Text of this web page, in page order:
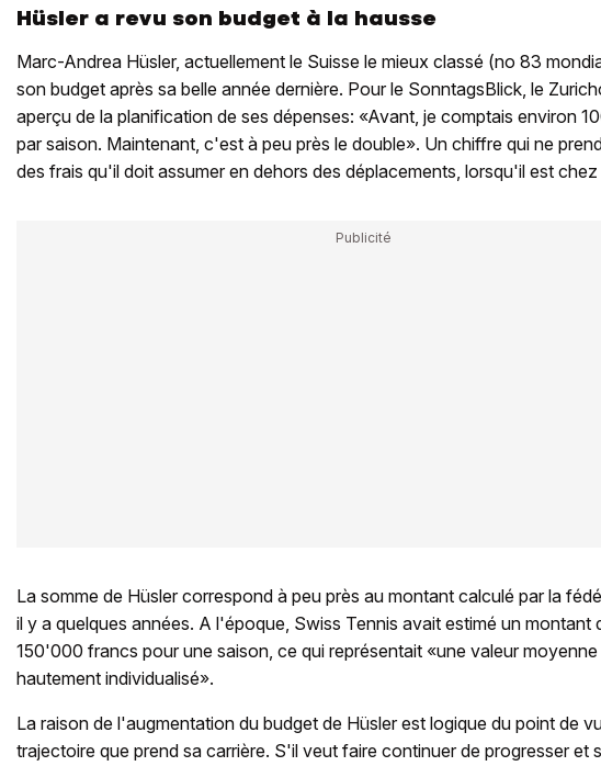
Hüsler a revu son budget à la hausse
Marc-Andrea Hüsler, actuellement le Suisse le mieux classé (no 83
son budget après sa belle année dernière. Pour le SonntagsBlick, le
aperçu de la planification de ses dépenses: «Avant, je comptais environ
par saison. Maintenant, c'est à peu près le double». Un chiffre qui ne
des frais qu'il doit assumer en dehors des déplacements, lorsqu'il est chez
La somme de Hüsler correspond à peu près au montant calculé par la
il y a quelques années. A l'époque, Swiss Tennis avait estimé un montant
150'000 francs pour une saison, ce qui représentait «une valeur
hautement individualisé».
La raison de l'augmentation du budget de Hüsler est logique du point de
trajectoire que prend sa carrière. S'il veut faire continuer de progresser et